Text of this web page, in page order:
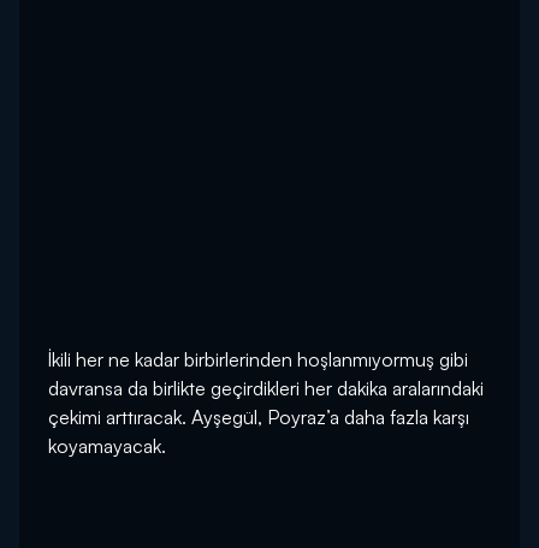
İkili her ne kadar birbirlerinden hoşlanmıyormuş gibi
davransa da birlikte geçirdikleri her dakika aralarındaki
çekimi arttıracak. Ayşegül, Poyraz’a daha fazla karşı
koyamayacak.